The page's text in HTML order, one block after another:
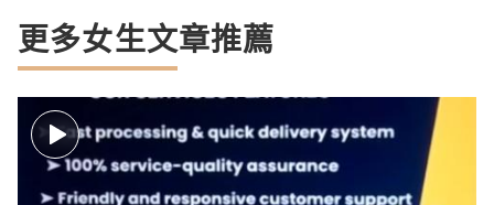
更多女生文章推薦